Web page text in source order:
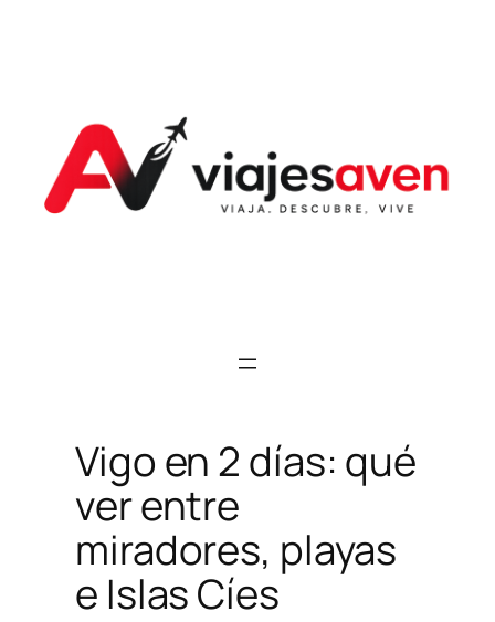
contenido
Vigo en 2 días: qué
ver entre
miradores, playas
e Islas Cíes